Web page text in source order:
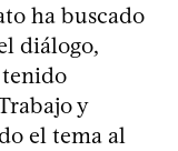
ha buscado
diálogo,
tenido
y
el tema al